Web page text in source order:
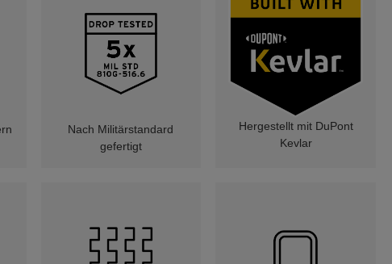
Nach Militärstandard
gefertigt
Hergestellt mit DuPont
Kevlar